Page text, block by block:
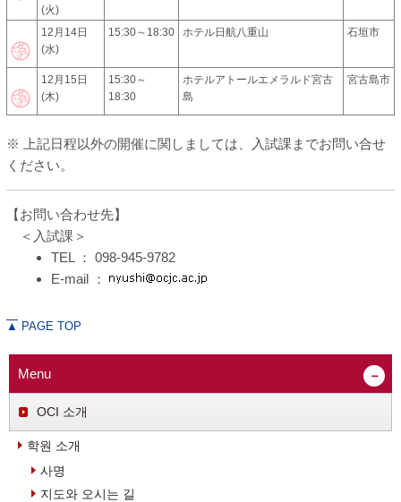
(火)
12月14日
(水)
15:30～18:30 ホテル日航八重山 石垣市
12月15日
(木)
15:30～
18:30
ホテルアトールエメラルド宮古
島
宮古島市
※ 上記日程以外の開催に関しましては、入試課までお問い合せ
ください。
【お問い合わせ先】
＜入試課＞
TEL ： 098-945-9782
E-mail ：
▲ PAGE TOP
Menu
OCI 소개
학원 소개
사명
지도와 오시는 길